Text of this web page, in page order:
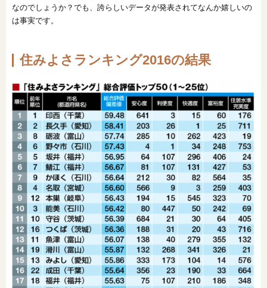
なのでしょうか？でも、誇らしいデータが発表されてなんか嬉しいの
は事実です。
住みよさランキング2016の結果